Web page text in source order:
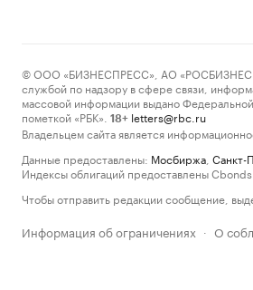
© ООО «БИЗНЕСПРЕСС», АО
службой по надзору в сфере связи,
массовой информации выдано
пометкой «РБК».
18+ letters@rbc.ru
Владельцем сайта является
Данные предоставлены: Мосбиржа Санкт-
Индексы облигаций предоставлены Cbonds.
Чтобы отправить редакции сообщение,
Информация об ограничениях · О